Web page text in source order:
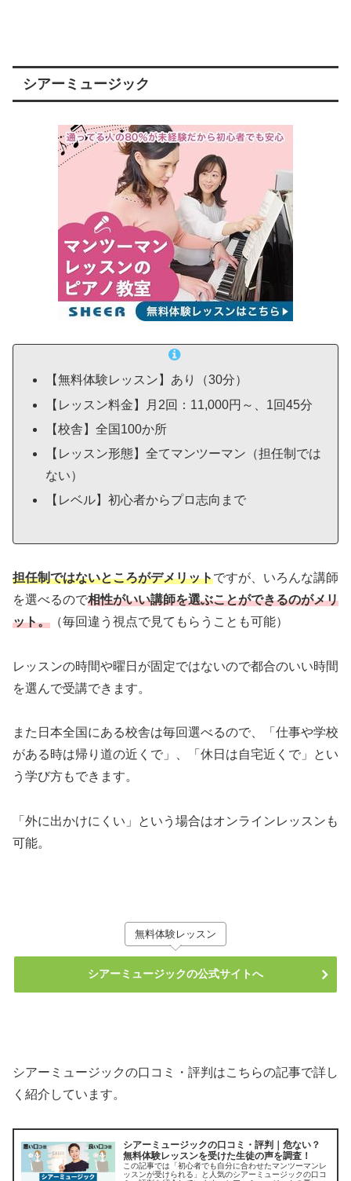
シアーミュージック
【無料体験レッスン】あり（30分）
【レッスン料金】月2回：11,000円～、1回45分
【校舎】全国100か所
【レッスン形態】全てマンツーマン（担任制では
ない）
【レベル】初心者からプロ志向まで
担任制ではないところがデメリットですが、いろんな講師
を選べるので相性がいい講師を選ぶことができるのがメリ
ット。 （毎回違う視点で見てもらうことも可能）
レッスンの時間や曜日が固定ではないので都合のいい時間
を選んで受講できます。
また日本全国にある校舎は毎回選べるので、「仕事や学校
がある時は帰り道の近くで」、「休日は自宅近くで」とい
う学び方もできます。
「外に出かけにくい」という場合はオンラインレッスンも
可能。
無料体験レッスン
シアーミュージックの公式サイトへ
シアーミュージックの口コミ・評判はこちらの記事で詳し
く紹介しています。
シアーミュージックの口コミ・評判｜危ない？
無料体験レッスンを受けた生徒の声を調査！
この記事では「初心者でも自分に合わせたマンツーマンレ
ッスンが受けられる」と人気のシアーミュージックの口コ